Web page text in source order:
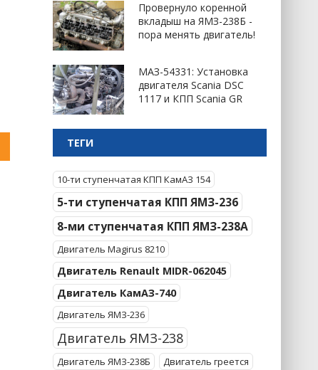
Провернуло коренной
вкладыш на ЯМЗ-238Б -
пора менять двигатель!
МАЗ-54331: Установка
двигателя Scania DSC
1117 и КПП Scania GR
ТЕГИ
10-ти ступенчатая КПП КамАЗ 154
5-ти ступенчатая КПП ЯМЗ-236
8-ми ступенчатая КПП ЯМЗ-238А
Двигатель Magirus 8210
Двигатель Renault MIDR-062045
Двигатель КамАЗ-740
Двигатель ЯМЗ-236
Двигатель ЯМЗ-238
Двигатель ЯМЗ-238Б
Двигатель греется